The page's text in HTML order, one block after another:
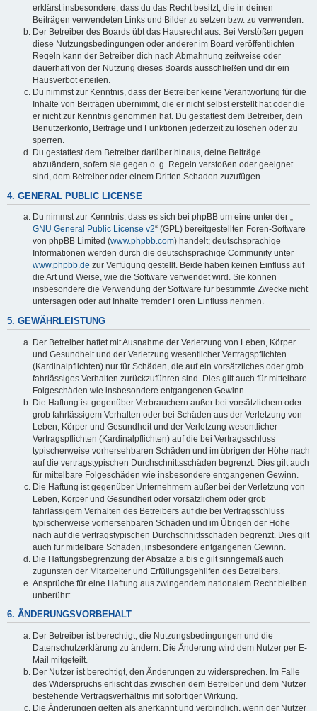
erklärst insbesondere, dass du das Recht besitzt, die in deinen
Beiträgen verwendeten Links und Bilder zu setzen bzw. zu verwenden.
Der Betreiber des Boards übt das Hausrecht aus. Bei Verstößen gegen
diese Nutzungsbedingungen oder anderer im Board veröffentlichten
Regeln kann der Betreiber dich nach Abmahnung zeitweise oder
dauerhaft von der Nutzung dieses Boards ausschließen und dir ein
Hausverbot erteilen.
Du nimmst zur Kenntnis, dass der Betreiber keine Verantwortung für die
Inhalte von Beiträgen übernimmt, die er nicht selbst erstellt hat oder die
er nicht zur Kenntnis genommen hat. Du gestattest dem Betreiber, dein
Benutzerkonto, Beiträge und Funktionen jederzeit zu löschen oder zu
sperren.
Du gestattest dem Betreiber darüber hinaus, deine Beiträge
abzuändern, sofern sie gegen o. g. Regeln verstoßen oder geeignet
sind, dem Betreiber oder einem Dritten Schaden zuzufügen.
4. GENERAL PUBLIC LICENSE
Du nimmst zur Kenntnis, dass es sich bei phpBB um eine unter der „
GNU General Public License v2“ (GPL) bereitgestellten Foren-Software
von phpBB Limited (www.phpbb.com) handelt; deutschsprachige
Informationen werden durch die deutschsprachige Community unter
www.phpbb.de zur Verfügung gestellt. Beide haben keinen Einfluss auf
die Art und Weise, wie die Software verwendet wird. Sie können
insbesondere die Verwendung der Software für bestimmte Zwecke nicht
untersagen oder auf Inhalte fremder Foren Einfluss nehmen.
5. GEWÄHRLEISTUNG
Der Betreiber haftet mit Ausnahme der Verletzung von Leben, Körper
und Gesundheit und der Verletzung wesentlicher Vertragspflichten
(Kardinalpflichten) nur für Schäden, die auf ein vorsätzliches oder grob
fahrlässiges Verhalten zurückzuführen sind. Dies gilt auch für mittelbare
Folgeschäden wie insbesondere entgangenen Gewinn.
Die Haftung ist gegenüber Verbrauchern außer bei vorsätzlichem oder
grob fahrlässigem Verhalten oder bei Schäden aus der Verletzung von
Leben, Körper und Gesundheit und der Verletzung wesentlicher
Vertragspflichten (Kardinalpflichten) auf die bei Vertragsschluss
typischerweise vorhersehbaren Schäden und im übrigen der Höhe nach
auf die vertragstypischen Durchschnittsschäden begrenzt. Dies gilt auch
für mittelbare Folgeschäden wie insbesondere entgangenen Gewinn.
Die Haftung ist gegenüber Unternehmern außer bei der Verletzung von
Leben, Körper und Gesundheit oder vorsätzlichem oder grob
fahrlässigem Verhalten des Betreibers auf die bei Vertragsschluss
typischerweise vorhersehbaren Schäden und im Übrigen der Höhe
nach auf die vertragstypischen Durchschnittsschäden begrenzt. Dies gilt
auch für mittelbare Schäden, insbesondere entgangenen Gewinn.
Die Haftungsbegrenzung der Absätze a bis c gilt sinngemäß auch
zugunsten der Mitarbeiter und Erfüllungsgehilfen des Betreibers.
Ansprüche für eine Haftung aus zwingendem nationalem Recht bleiben
unberührt.
6. ÄNDERUNGSVORBEHALT
Der Betreiber ist berechtigt, die Nutzungsbedingungen und die
Datenschutzerklärung zu ändern. Die Änderung wird dem Nutzer per E-
Mail mitgeteilt.
Der Nutzer ist berechtigt, den Änderungen zu widersprechen. Im Falle
des Widerspruchs erlischt das zwischen dem Betreiber und dem Nutzer
bestehende Vertragsverhältnis mit sofortiger Wirkung.
Die Änderungen gelten als anerkannt und verbindlich, wenn der Nutzer